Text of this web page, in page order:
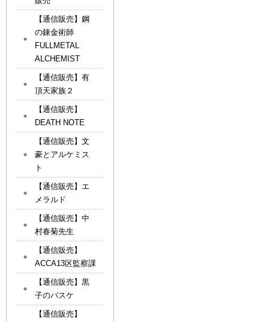
【通信販売】鋼
の錬金術師
FULLMETAL
ALCHEMIST
【通信販売】有
頂天家族２
【通信販売】
DEATH NOTE
【通信販売】文
豪とアルケミス
ト
【通信販売】エ
メラルド
【通信販売】中
村春菊先生
【通信販売】
ACCA13区監察課
【通信販売】黒
子のバスケ
【通信販売】